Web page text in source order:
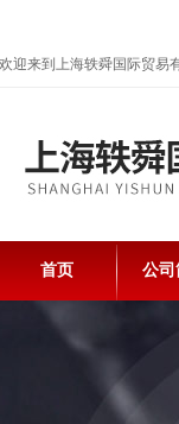
欢迎来到上海轶舜国际贸易
首页 公司